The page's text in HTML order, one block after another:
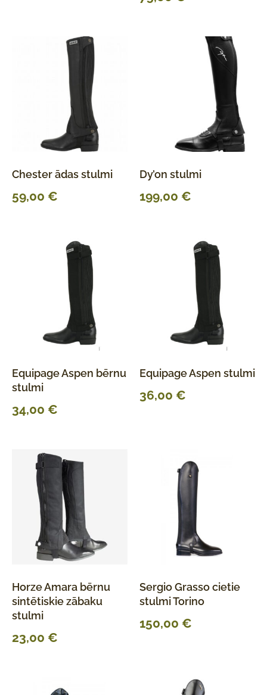
Chester ādas stulmi
59,00 €
Dy’on stulmi
199,00 €
Equipage Aspen bērnu
stulmi
34,00 €
Equipage Aspen stulmi
36,00 €
Horze Amara bērnu
sintētiskie zābaku
stulmi
23,00 €
Sergio Grasso cietie
stulmi Torino
150,00 €